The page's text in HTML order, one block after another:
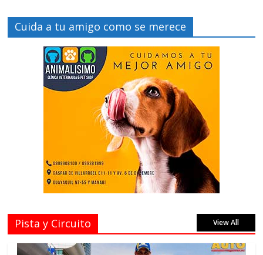
Cuida a tu amigo como se merece
Pista y Circuito View All